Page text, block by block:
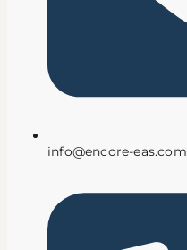
info@encore-eas.com